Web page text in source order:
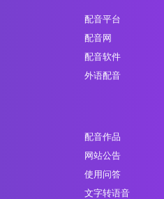
配音平台
配音网
配音软件
外语配音
配音作品
网站公告
使用问答
文字转语音